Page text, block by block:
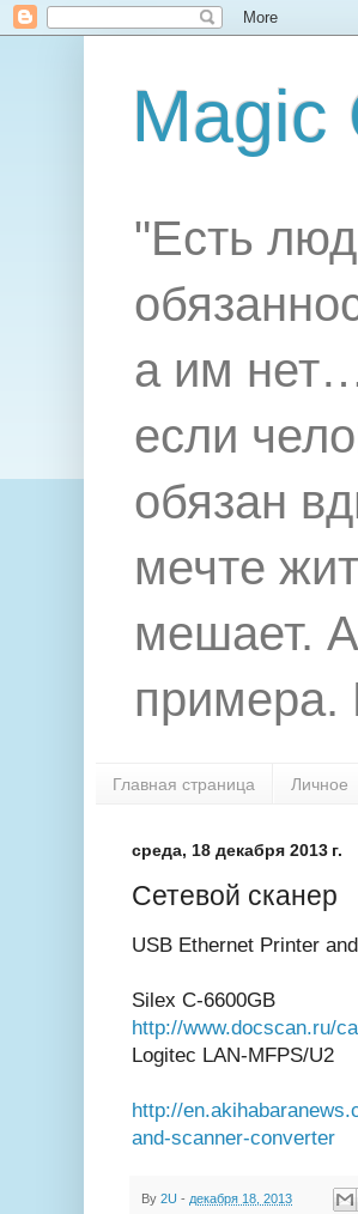
Magic
"Есть
а им
если
обязан
мечте
мешает.
примера.
Главная страница Личное
среда, 18 декабря 2013 г.
Сетевой сканер
USB Ethernet Printer
Silex C-6600GB
http://www.docscan.ru/
Logitec LAN-MFPS/U2
http://
and-scanner-converter
By 2U - декабря 18, 2013